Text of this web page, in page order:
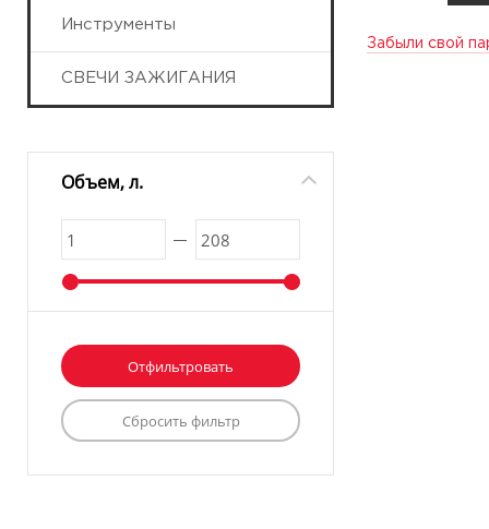
Инструменты
СВЕЧИ ЗАЖИГАНИЯ
Объем, л.
Забыли свой